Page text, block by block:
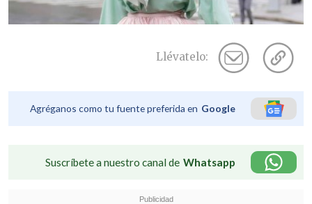
Llévatelo:
Agréganos como tu fuente preferida en Google
Suscríbete a nuestro canal de Whatsapp